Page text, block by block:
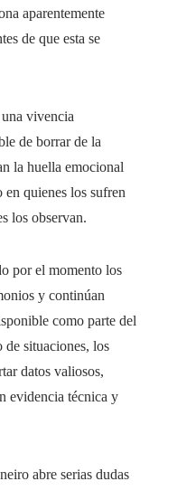
aparentemente
de que esta se
vivencia
de borrar de la
la huella emocional
en quienes los sufren
los observan.
por el momento los
y continúan
como parte del
de situaciones, los
datos valiosos,
evidencia técnica y
abre serias dudas